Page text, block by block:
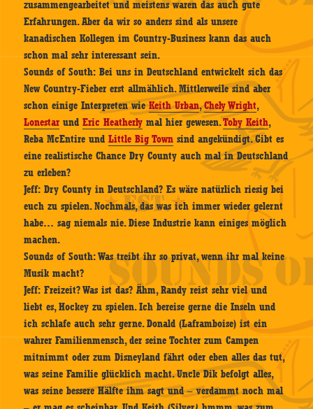
zusammengearbeitet und meistens waren das auch gute
Erfahrungen. Aber da wir so anders sind als unsere
kanadischen Kollegen im Country-Business kann das auch
schon mal sehr interessant sein.
Sounds of South: Bei uns in Deutschland entwickelt sich das
New Country-Fieber erst allmählich. Mittlerweile sind aber
schon einige Interpreten wieKeith Urban,Chely Wright,
Lonestar undEric Heatherly mal hier gewesen.Toby Keith,
Reba McEntire undLittle Big Town sind angekündigt. Gibt es
eine realistische Chance Dry County auch mal in Deutschland
zu erleben?
Jeff: Dry County in Deutschland? Es wäre natürlich riesig bei
euch zu spielen. Nochmals, das was ich immer wieder gelernt
habe… sag niemals nie. Diese Industrie kann einiges möglich
machen.
Sounds of South:Was treibt ihr so privat, wenn ihr mal keine
Musik macht?
Jeff: Freizeit? Was ist das? Ähm, Randy reist sehr viel und
liebt es, Hockey zu spielen. Ich bereise gerne die Inseln und
ich schlafe auch sehr gerne. Donald (Laframboise) ist ein
wahrer Familienmensch, der seine Tochter zum Campen
mitnimmt oder zum Disneyland fährt oder eben alles das tut,
was seine Familie glücklich macht. Uncle Dik befolgt alles,
was seine bessere Hälfte ihm sagt und – verdammt noch mal